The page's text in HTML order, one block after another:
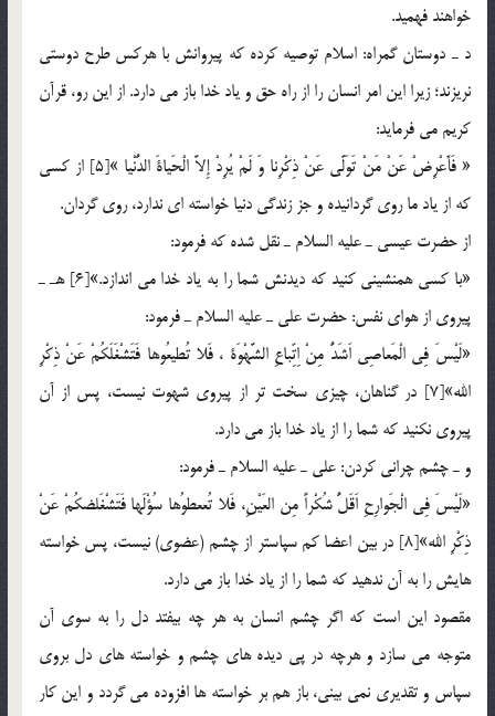
خواهند فهميد.
د ـ دوستان گمراه: اسلام توصيه كرده كه پيروانش با هركس طرح دوستي
نريزند؛ زيرا اين امر انسان را از راه حق و ياد خدا باز مي دارد. از اين رو، قرآن
كريم مي فرمايد:
« فَأَعْرِضْ عَنْ مَنْ تَوَلَّى عَنْ ذِكْرِنا وَ لَمْ يُرِدْ إِلاَّ الْحَياةَ الدُّنْيا »[5] از كسي
كه از ياد ما روي گردانيده و جز زندگي دنيا خواسته اي ندارد، روي گردان.
از حضرت عيسي ـ عليه السلام ـ نقل شده كه فرمود:
«با كسي همنشيني كنيد كه ديدنش شما را به ياد خدا مي اندازد.»[6] هـ ـ
پيروي از هواي نفس: حضرت علي ـ عليه السلام ـ فرمود:
«لَيْسَ فِي الْمَعاصِي اَشَدُّ مِنْ اِتِّباعِ الشَّهْوَة ، فَلا تُطيعُوها فَتَشْغَلَكُمْ عَنْ ذِكْرِ
الله»[7] در گناهان، چيزي سخت تر از پيروي شهوت نيست، پس از آن
پيروي نكنيد كه شما را از ياد خدا باز مي دارد.
و ـ چشم چراني كردن: علي ـ عليه السلام ـ فرمود:
«لَيْسَ فِي الْجَوارِحِ اَقَلُّ شُكْراً مِن العَيْنِ، فَلا تُععطوُها سُؤْلَها فَتَشْغَلضكُمْ عَنْ
ذِكْرِ الله»[8] در بين اعضا كم سپاستر از چشم (عضوي) نيست، پس خواسته
هايش را به آن ندهيد كه شما را از ياد خدا باز مي دارد.
مقصود اين است كه اگر چشم انسان به هر چه بيفتد دل را به سوي آن
متوجه مي سازد و هرچه در پي ديده هاي چشم و خواسته هاي دل بروي
سپاس و تقديري نمي بيني، باز هم بر خواسته ها افزوده مي گردد و اين كار